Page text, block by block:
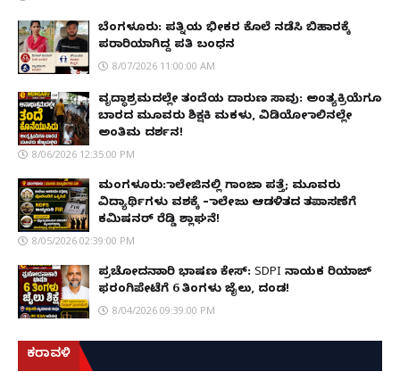
ಬೆಂಗಳೂರು: ಪತ್ನಿಯ ಭೀಕರ ಕೊಲೆ ನಡೆಸಿ ಬಿಹಾರಕ್ಕೆ
ಪರಾರಿಯಾಗಿದ್ದ ಪತಿ ಬಂಧನ
8/07/2026 11:00:00 AM
ವೃದ್ಧಾಶ್ರಮದಲ್ಲೇ ತಂದೆಯ ದಾರುಣ ಸಾವು: ಅಂತ್ಯಕ್ರಿಯೆಗೂ
ಬಾರದ ಮೂವರು ಶಿಕ್ಷಕಿ ಮಕಳು, ವಿಡಿಯೋ ಕಾಲಿನಲ್ಲೇ
ಅಂತಿಮ ದರ್ಶನ!
8/06/2026 12:35:00 PM
ಮಂಗಳೂರು: ಕಾಲೇಜಿನಲ್ಲಿ ಗಾಂಜಾ ಪತ್ತೆ; ಮೂವರು
ವಿದ್ಯಾರ್ಥಿಗಳು ವಶಕ್ಕೆ – ಕಾಲೇಜು ಆಡಳಿತದ ತಪಾಸಣೆಗೆ
ಕಮಿಷನರ್ ರೆಡ್ಡಿ ಶ್ಲಾಘನೆ!
8/05/2026 02:39:00 PM
ಪ್ರಚೋದನಾಕಾರಿ ಭಾಷಣ ಕೇಸ್: SDPI ನಾಯಕ ರಿಯಾಜ್
ಫರಂಗಿಪೇಟೆಗೆ 6 ತಿಂಗಳು ಜೈಲು, ದಂಡ!
8/04/2026 09:39:00 PM
ಕರಾವಳಿ